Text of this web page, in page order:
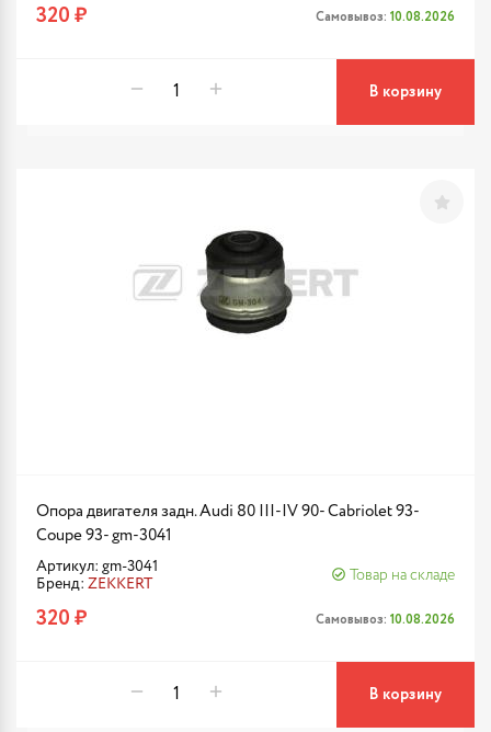
320 ₽ Самовывоз: 10.08.2026
В корзину
Опора двигателя задн. Audi 80 III-IV 90- Cabriolet 93-
Coupe 93- gm-3041
Артикул: gm-3041
Бренд: ZEKKERT
Товар на складе
320 ₽ Самовывоз: 10.08.2026
В корзину